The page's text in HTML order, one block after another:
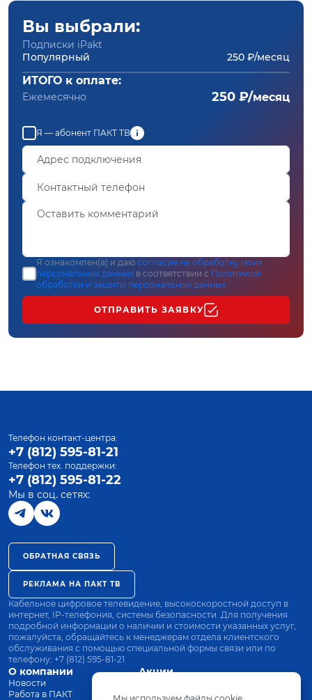
Вы выбрали:
Подписки iPakt
Популярный
250 ₽/месяц
ИТОГО к оплате:
Ежемесячно 250 ₽/месяц
Я — абонент ПАКТ ТВ
Я ознакомлен(а) и даю согласие на обработку моих
персональных данных в соответствии с Политикой
обработки и защиты персональных данных
ОТПРАВИТЬ ЗАЯВКУ
О компании
Новости
Работа в ПАКТ
Акции
Оплата
Телефон контакт-центра:
+7 (812) 595-81-21
Телефон тех. поддержки:
+7 (812) 595-81-22
Мы в соц. сетях:
ОБРАТНАЯ СВЯЗЬ
РЕКЛАМА НА ПАКТ ТВ
Кабельное цифровое телевидение, высокоскоростной доступ в
интернет, IP-телефония, системы безопасности. Для получения
подробной информации о наличии и стоимости указанных услуг,
пожалуйста, обращайтесь к менеджерам отдела клиентского
обслуживания с помощью специальной формы связи или по
телефону: +7 (812) 595-81-21